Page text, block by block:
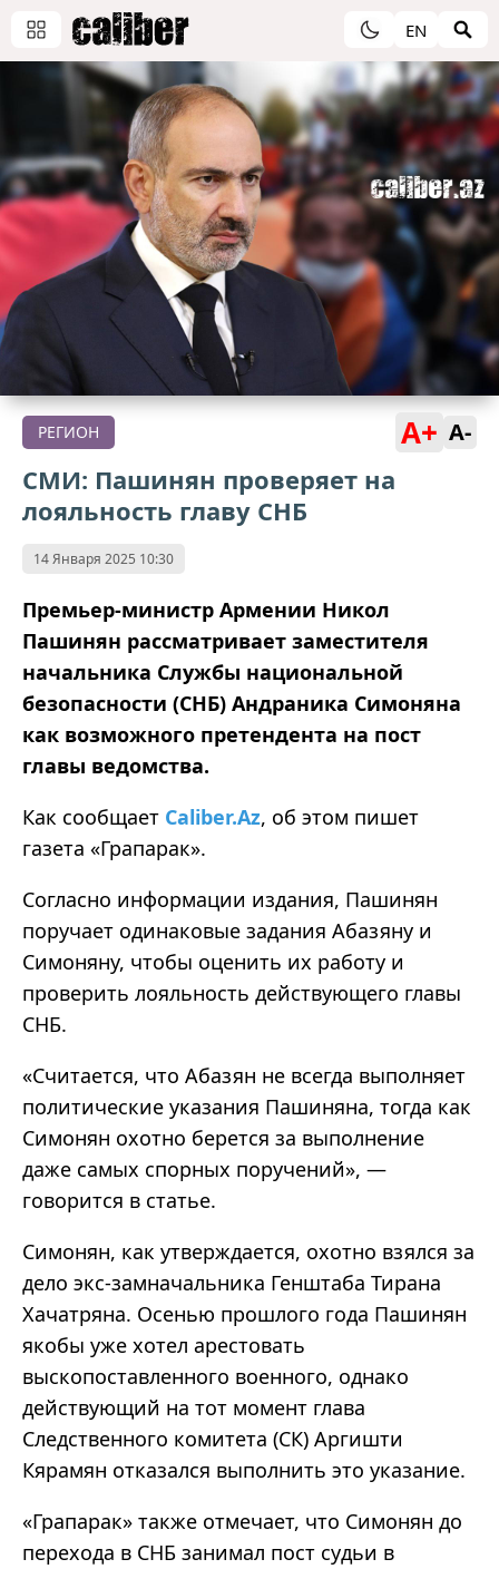
EN
РЕГИОН A+ A-
СМИ: Пашинян проверяет на
лояльность главу СНБ
14 Января 2025 10:30
Премьер-министр Армении Никол
Пашинян рассматривает заместителя
начальника Службы национальной
безопасности (СНБ) Андраника Симоняна
как возможного претендента на пост
главы ведомства.
Как сообщает Caliber.Az, об этом пишет
газета «Грапарак».
Согласно информации издания, Пашинян
поручает одинаковые задания Абазяну и
Симоняну, чтобы оценить их работу и
проверить лояльность действующего главы
СНБ.
«Считается, что Абазян не всегда выполняет
политические указания Пашиняна, тогда как
Симонян охотно берется за выполнение
даже самых спорных поручений», —
говорится в статье.
Симонян, как утверждается, охотно взялся за
дело экс-замначальника Генштаба Тирана
Хачатряна. Осенью прошлого года Пашинян
якобы уже хотел арестовать
выскопоставленного военного, однако
действующий на тот момент глава
Следственного комитета (СК) Аргишти
Кярамян отказался выполнить это указание.
«Грапарак» также отмечает, что Симонян до
перехода в СНБ занимал пост судьи в